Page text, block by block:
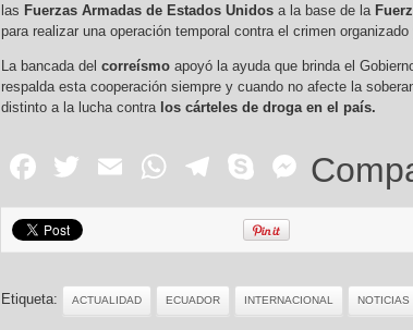
las Fuerzas Armadas de Estados Unidos a la base de la
para realizar una operación temporal contra el crimen
La bancada del correísmo apoyó la ayuda que brinda el
respalda esta cooperación siempre y cuando no afecte la
distinto a la lucha contra los cárteles de droga en el país.
Facebook
Twitter
EmailWhatsApp
Telegram
Skype
Etiqueta: ACTUALIDAD ECUADOR INTERNACIONAL NOTICIAS